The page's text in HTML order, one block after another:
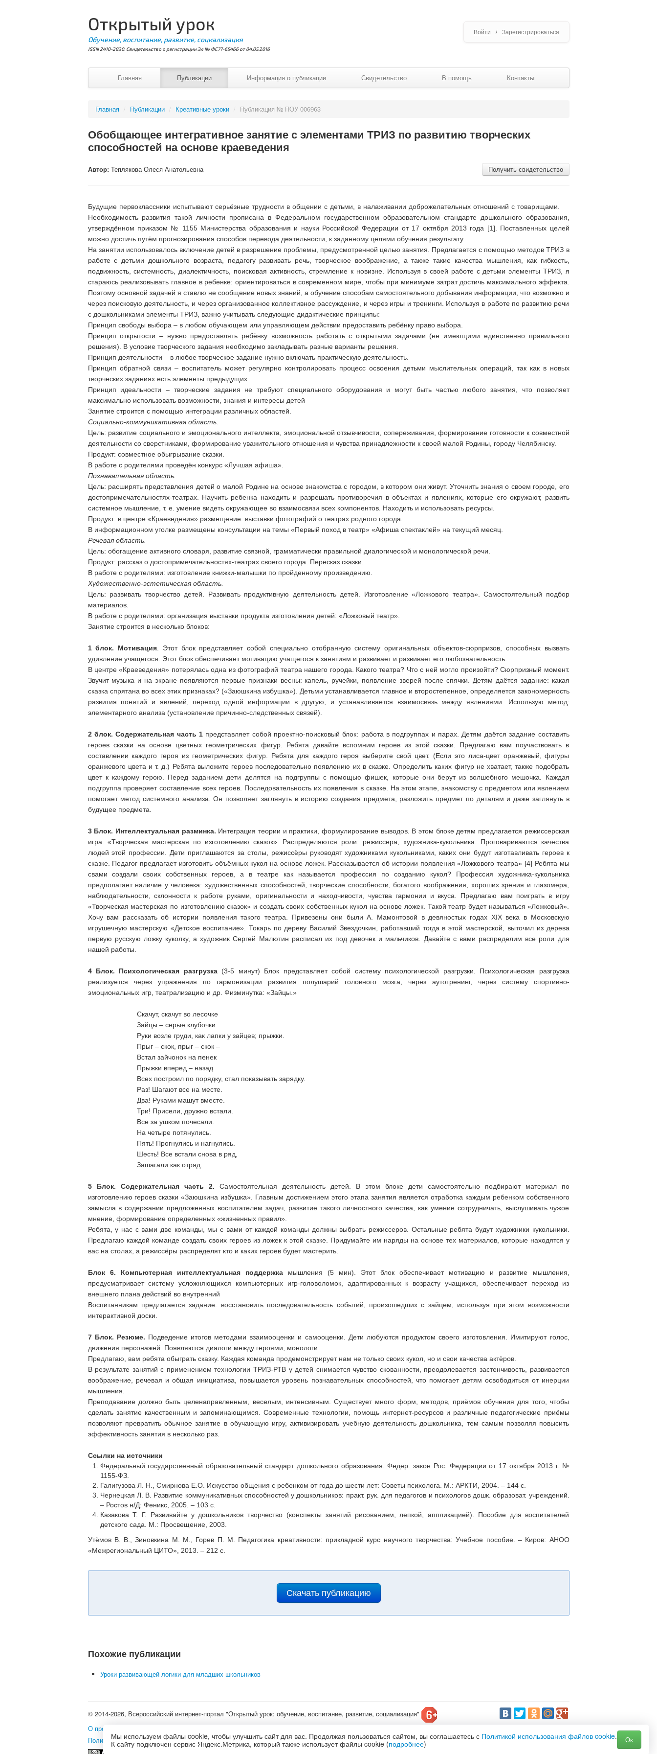
Открытый урок
Обучение, воспитание, развитие, социализация
ISSN 2410-2830. Свидетельство о регистрации Эл № ФС77-65466 от 04.05.2016
Войти / Зарегистрироваться
Главная Публикации Информация о публикации Свидетельство В помощь Контакты
Главная / Публикации / Креативные уроки / Публикация № ПОУ 006963
Обобщающее интегративное занятие с элементами ТРИЗ по развитию творческих
способностей на основе краеведения
Получить свидетельство
Автор: Теплякова Олеся Анатольевна
Будущие первоклассники испытывают серьёзные трудности в общении с детьми, в налаживании доброжелательных отношений с товарищами.
Необходимость развития такой личности прописана в Федеральном государственном образовательном стандарте дошкольного образования,
утверждённом приказом № 1155 Министерства образования и науки Российской Федерации от 17 октября 2013 года [1]. Поставленных целей
можно достичь путём прогнозирования способов перевода деятельности, к заданному целями обучения результату.
На занятии использовалось включение детей в разрешение проблемы, предусмотренной целью занятия. Предлагается с помощью методов ТРИЗ в
работе с детьми дошкольного возраста, педагогу развивать речь, творческое воображение, а также такие качества мышления, как гибкость,
подвижность, системность, диалектичность, поисковая активность, стремление к новизне. Используя в своей работе с детьми элементы ТРИЗ, я
стараюсь реализовывать главное в ребенке: ориентироваться в современном мире, чтобы при минимуме затрат достичь максимального эффекта.
Поэтому основной задачей я ставлю не сообщение новых знаний, а обучение способам самостоятельного добывания информации, что возможно и
через поисковую деятельность, и через организованное коллективное рассуждение, и через игры и тренинги. Используя в работе по развитию речи
с дошкольниками элементы ТРИЗ, важно учитывать следующие дидактические принципы:
Принцип свободы выбора – в любом обучающем или управляющем действии предоставить ребёнку право выбора.
Принцип открытости – нужно предоставлять ребёнку возможность работать с открытыми задачами (не имеющими единственно правильного
решения). В условие творческого задания необходимо закладывать разные варианты решения.
Принцип деятельности – в любое творческое задание нужно включать практическую деятельность.
Принцип обратной связи – воспитатель может регулярно контролировать процесс освоения детьми мыслительных операций, так как в новых
творческих заданиях есть элементы предыдущих.
Принцип идеальности – творческие задания не требуют специального оборудования и могут быть частью любого занятия, что позволяет
максимально использовать возможности, знания и интересы детей
Занятие строится с помощью интеграции различных областей.
Социально-коммуникативная область.
Цель: развитие социального и эмоционального интеллекта, эмоциональной отзывчивости, сопереживания, формирование готовности к совместной
деятельности со сверстниками, формирование уважительного отношения и чувства принадлежности к своей малой Родины, городу Челябинску.
Продукт: совместное обыгрывание сказки.
В работе с родителями проведён конкурс «Лучшая афиша».
Познавательная область.
Цель: расширять представления детей о малой Родине на основе знакомства с городом, в котором они живут. Уточнить знания о своем городе, его
достопримечательностях-театрах. Научить ребенка находить и разрешать противоречия в объектах и явлениях, которые его окружают, развить
системное мышление, т. е. умение видеть окружающее во взаимосвязи всех компонентов. Находить и использовать ресурсы.
Продукт: в центре «Краеведения» размещение: выставки фотографий о театрах родного города.
В информационном уголке размещены консультации на темы «Первый поход в театр» «Афиша спектаклей» на текущий месяц.
Речевая область.
Цель: обогащение активного словаря, развитие связной, грамматически правильной диалогической и монологической речи.
Продукт: рассказ о достопримечательностях-театрах своего города. Пересказ сказки.
В работе с родителями: изготовление книжки-малышки по пройденному произведению.
Художественно-эстетическая область.
Цель: развивать творчество детей. Развивать продуктивную деятельность детей. Изготовление «Ложкового театра». Самостоятельный подбор
материалов.
В работе с родителями: организация выставки продукта изготовления детей: «Ложковый театр».
Занятие строится в несколько блоков:
1 блок. Мотивация . Этот блок представляет собой специально отобранную систему оригинальных объектов-сюрпризов, способных вызвать
удивление учащегося. Этот блок обеспечивает мотивацию учащегося к занятиям и развивает и развивает его любознательность.
В центре «Краеведения» потерялась одна из фотографий театра нашего города. Какого театра? Что с ней могло произойти? Сюрпризный момент.
Звучит музыка и на экране появляются первые признаки весны: капель, ручейки, появление зверей после спячки. Детям даётся задание: какая
сказка спрятана во всех этих признаках? («Заюшкина избушка»). Детьми устанавливается главное и второстепенное, определяется закономерность
развития понятий и явлений, переход одной информации в другую, и устанавливается взаимосвязь между явлениями. Использую метод:
элементарного анализа (установление причинно-следственных связей).
2 блок. Содержательная часть 1 представляет собой проектно-поисковый блок: работа в подгруппах и парах. Детям даётся задание составить
героев сказки на основе цветных геометрических фигур. Ребята давайте вспомним героев из этой сказки. Предлагаю вам поучаствовать в
составлении каждого героя из геометрических фигур. Ребята для каждого героя выберите свой цвет. (Если это лиса-цвет оранжевый, фигуры
оранжевого цвета и т. д.) Ребята выложите героев последовательно появлению их в сказке. Определить каких фигур не хватает, также подобрать
цвет к каждому герою. Перед заданием дети делятся на подгруппы с помощью фишек, которые они берут из волшебного мешочка. Каждая
подгруппа проверяет составление всех героев. Последовательность их появления в сказке. На этом этапе, знакомству с предметом или явлением
помогает метод системного анализа. Он позволяет заглянуть в историю создания предмета, разложить предмет по деталям и даже заглянуть в
будущее предмета.
3 Блок. Интеллектуальная разминка. Интеграция теории и практики, формулирование выводов. В этом блоке детям предлагается режиссерская
игра: «Творческая мастерская по изготовлению сказок». Распределяются роли: режиссера, художника-кукольника. Проговариваются качества
людей этой профессии. Дети приглашаются за столы, режиссёры руководят художниками кукольниками, каких они будут изготавливать героев к
сказке. Педагог предлагает изготовить объёмных кукол на основе ложек. Рассказывается об истории появления «Ложкового театра» [4] Ребята мы
свами создали своих собственных героев, а в театре как называется профессия по созданию кукол? Профессия художника-кукольника
предполагает наличие у человека: художественных способностей, творческие способности, богатого воображения, хороших зрения и глазомера,
наблюдательности, склонности к работе руками, оригинальности и находчивости, чувства гармонии и вкуса. Предлагаю вам поиграть в игру
«Творческая мастерская по изготовлению сказок» и создать своих собственных кукол на основе ложек. Такой театр будет называться «Ложковый».
Хочу вам рассказать об истории появления такого театра. Привезены они были А. Мамонтовой в девяностых годах XIX века в Московскую
игрушечную мастерскую «Детское воспитание». Токарь по дереву Василий Звездочкин, работавший тогда в этой мастерской, выточил из дерева
первую русскую ложку куколку, а художник Сергей Малютин расписал их под девочек и мальчиков. Давайте с вами распределим все роли для
нашей работы.
4 Блок. Психологическая разгрузка(3-5 минут) Блок представляет собой систему психологической разгрузки. Психологическая разгрузка
реализуется через упражнения по гармонизации развития полушарий головного мозга, через аутотренинг, через систему спортивно-
эмоциональных игр, театрализацию и др. Физминутка: «Зайцы.»
Скачут, скачут во лесочке
Зайцы – серые клубочки
Руки возле груди, как лапки у зайцев; прыжки.
Прыг – скок, прыг – скок –
Встал зайчонок на пенек
Прыжки вперед – назад
Всех построил по порядку, стал показывать зарядку.
Раз! Шагают все на месте.
Два! Руками машут вместе.
Три! Присели, дружно встали.
Все за ушком почесали.
На четыре потянулись.
Пять! Прогнулись и нагнулись.
Шесть! Все встали снова в ряд,
Зашагали как отряд.
5 Блок. Содержательная часть 2. Самостоятельная деятельность детей. В этом блоке дети самостоятельно подбирают материал по
изготовлению героев сказки «Заюшкина избушка». Главным достижением этого этапа занятия является отработка каждым ребенком собственного
замысла в содержании предложенных воспитателем задач, развитие такого личностного качества, как умение сотрудничать, выслушивать чужое
мнение, формирование определенных «жизненных правил».
Ребята, у нас с вами две команды, мы с вами от каждой команды должны выбрать режиссеров. Остальные ребята будут художники кукольники.
Предлагаю каждой команде создать своих героев из ложек к этой сказке. Придумайте им наряды на основе тех материалов, которые находятся у
вас на столах, а режиссёры распределят кто и каких героев будет мастерить.
Блок 6. Компьютерная интеллектуальная поддержкамышления (5 мин). Этот блок обеспечивает мотивацию и развитие мышления,
предусматривает систему усложняющихся компьютерных игр-головоломок, адаптированных к возрасту учащихся, обеспечивает переход из
внешнего плана действий во внутренний
Воспитанникам предлагается задание: восстановить последовательность событий, произошедших с зайцем, используя при этом возможности
интерактивной доски.
7 Блок. Резюме. Подведение итогов методами взаимооценки и самооценки. Дети любуются продуктом своего изготовления. Имитируют голос,
движения персонажей. Появляются диалоги между героями, монологи.
Предлагаю, вам ребята обыграть сказку. Каждая команда продемонстрирует нам не только своих кукол, но и свои качества актёров.
В результате занятий с применением технологии ТРИЗ-РТВ у детей снимается чувство скованности, преодолевается застенчивость, развивается
воображение, речевая и общая инициатива, повышается уровень познавательных способностей, что помогает детям освободиться от инерции
мышления.
Преподавание должно быть целенаправленным, веселым, интенсивным. Существует много форм, методов, приёмов обучения для того, чтобы
сделать занятие качественным и запоминающимся. Современные технологии, помощь интернет-ресурсов и различные педагогические приёмы
позволяют превратить обычное занятие в обучающую игру, активизировать учебную деятельность дошкольника, тем самым позволяя повысить
эффективность занятия в несколько раз.
Ссылки на источники
Федеральный государственный образовательный стандарт дошкольного образования: Федер. закон Рос. Федерации от 17 октября 2013 г. №
1155-ФЗ.
Галигузова Л. Н., Смирнова Е.О. Искусство общения с ребенком от года до шести лет: Советы психолога. М.: АРКТИ, 2004. – 144 с.
Чернецкая Л. В. Развитие коммуникативных способностей у дошкольников: практ. рук. для педагогов и психологов дошк. образоват. учреждений.
– Ростов н/Д: Феникс, 2005. – 103 с.
Казакова Т. Г. Развивайте у дошкольников творчество (конспекты занятий рисованием, лепкой, аппликацией). Пособие для воспитателей
детского сада. М.: Просвещение, 2003.
Утёмов В. В., Зиновкина М. М., Горев П. М. Педагогика креативности: прикладной курс научного творчества: Учебное пособие. – Киров: АНОО
«Межрегиональный ЦИТО», 2013. – 212 с.
Скачать публикацию
Похожие публикации
Уроки развивающей логики для младших школьников
© 2014-2026, Всероссийский интернет-портал "Открытый урок: обучение, воспитание, развитие, социализация"
О проекте
Политика использования файлов cookie•Политика обработки и защиты персональных данных
Мы используем файлы cookie, чтобы улучшить сайт для вас. Продолжая пользоваться сайтом, вы соглашаетесь с Политикой использования файлов cookie.
К сайту подключен сервис Яндекс.Метрика, который также использует файлы cookie (подробнее) Ок